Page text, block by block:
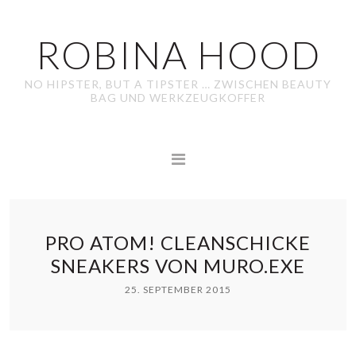
ROBINA HOOD
NO HIPSTER, BUT A TIPSTER … ZWISCHEN BEAUTY
BAG UND WERKZEUGKOFFER
PRO ATOM! CLEANSCHICKE
SNEAKERS VON MURO.EXE
25. SEPTEMBER 2015